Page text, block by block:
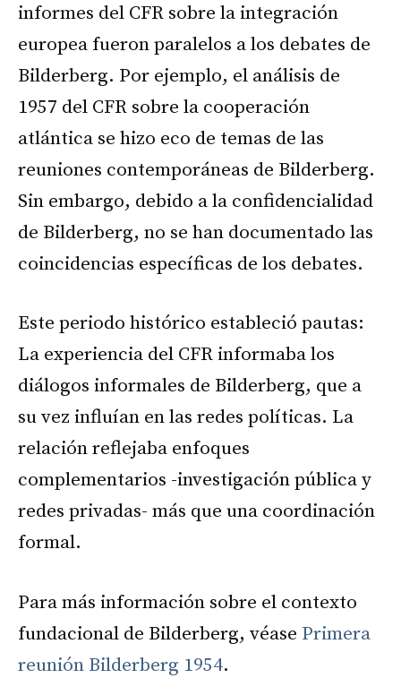
informes del CFR sobre la integración
europea fueron paralelos a los debates de
Bilderberg. Por ejemplo, el análisis de
1957 del CFR sobre la cooperación
atlántica se hizo eco de temas de las
reuniones contemporáneas de Bilderberg.
Sin embargo, debido a la confidencialidad
de Bilderberg, no se han documentado las
coincidencias específicas de los debates.
Este periodo histórico estableció pautas:
La experiencia del CFR informaba los
diálogos informales de Bilderberg, que a
su vez influían en las redes políticas. La
relación reflejaba enfoques
complementarios -investigación pública y
redes privadas- más que una coordinación
formal.
Para más información sobre el contexto
fundacional de Bilderberg, véase Primera
reunión Bilderberg 1954.